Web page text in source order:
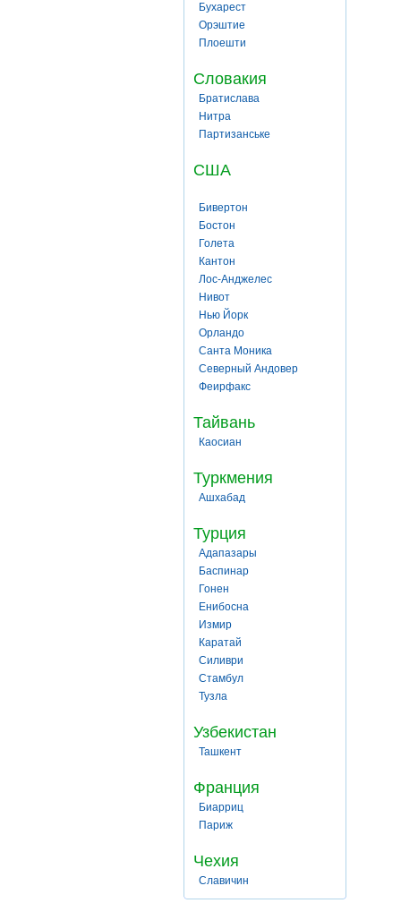
Бухарест
Орэштие
Плоешти
Словакия
Братислава
Нитра
Партизанське
США
Бивертон
Бостон
Голета
Кантон
Лос-Анджелес
Нивот
Нью Йорк
Орландо
Санта Моника
Северный Андовер
Феирфакс
Тайвань
Каосиан
Туркмения
Ашхабад
Турция
Адапазары
Баспинар
Гонен
Енибосна
Измир
Каратай
Силиври
Стамбул
Тузла
Узбекистан
Ташкент
Франция
Биарриц
Париж
Чехия
Славичин